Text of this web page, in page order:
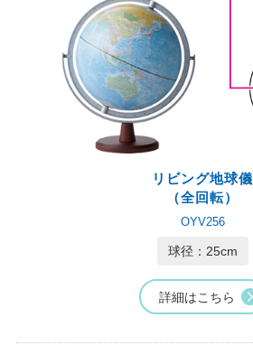
リビング地球儀
（全回転）
OYV256
球径：25cm
詳細はこちら